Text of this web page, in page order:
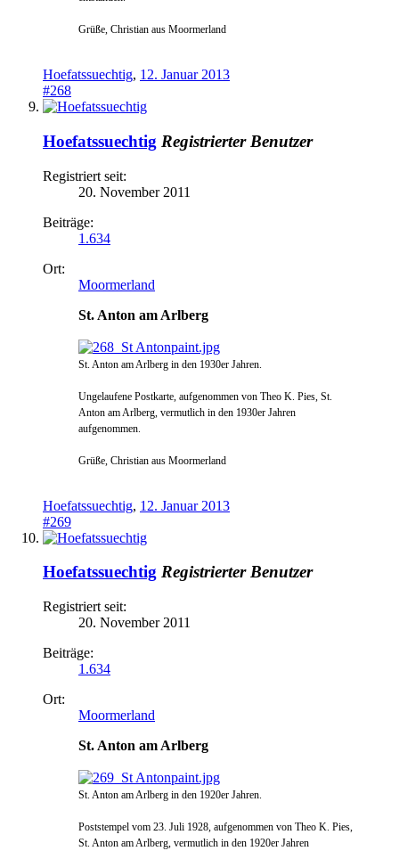
Grüße, Christian aus Moormerland
Hoefatssuechtig, 12. Januar 2013
#268
Hoefatssuechtig Registrierter Benutzer
Registriert seit:
20. November 2011
Beiträge:
1.634
Ort:
Moormerland
St. Anton am Arlberg
St. Anton am Arlberg in den 1930er Jahren.
Ungelaufene Postkarte, aufgenommen von Theo K. Pies, St.
Anton am Arlberg, vermutlich in den 1930er Jahren
aufgenommen.
Grüße, Christian aus Moormerland
Hoefatssuechtig, 12. Januar 2013
#269
Hoefatssuechtig Registrierter Benutzer
Registriert seit:
20. November 2011
Beiträge:
1.634
Ort:
Moormerland
St. Anton am Arlberg
St. Anton am Arlberg in den 1920er Jahren.
Poststempel vom 23. Juli 1928, aufgenommen von Theo K. Pies,
St. Anton am Arlberg, vermutlich in den 1920er Jahren